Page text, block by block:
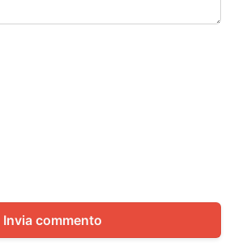
Invia commento